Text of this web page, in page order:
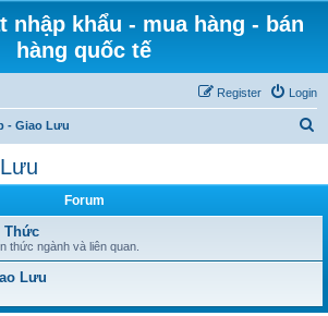
nhập khẩu - mua hàng - bán
hàng quốc tế
Login
Register
- Giao Lưu
Forum
Thức
thức ngành và liên quan.
Lưu